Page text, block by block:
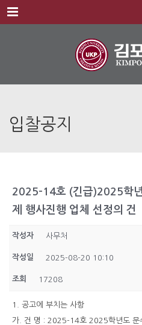
Menu
입찰공지
2025-14호 (긴급)2025학
제 행사진행 업체 선정의 건
작성자 사무처
작성일 2025-08-20 10:10
조회 17208
1. 공고에 부치는 사항
가. 건 명 : 2025-14호 2025학년도 문